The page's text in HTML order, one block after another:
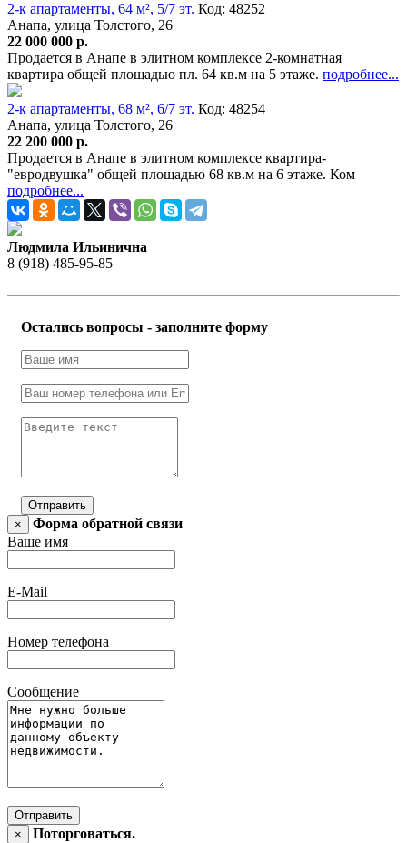
2-к апартаменты, 64 м², 5/7 эт. Код: 48252
Анапа, улица Толстого, 26
22 000 000 р.
Продается в Анапе в элитном комплексе 2-комнатная
квартира общей площадью пл. 64 кв.м на 5 этаже. подробнее...
2-к апартаменты, 68 м², 6/7 эт. Код: 48254
Анапа, улица Толстого, 26
22 200 000 р.
Продается в Анапе в элитном комплексе квартира-
"евродвушка" общей площадью 68 кв.м на 6 этаже. Ком
подробнее...
Людмила Ильинична
8 (918) 485-95-85
Остались вопросы - заполните форму
Отправить
×
Форма обратной связи
Ваше имя
E-Mail
Номер телефона
Сообщение
Отправить
×
Поторговаться.